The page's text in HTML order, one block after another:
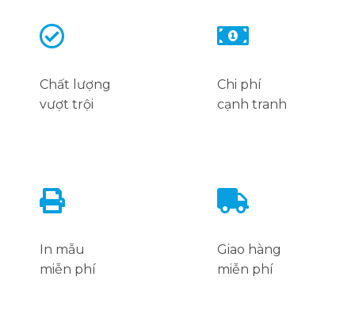
Chất lượng
vượt trội
Chi phí
cạnh tranh
In mẫu
miễn phí
Giao hàng
miễn phí